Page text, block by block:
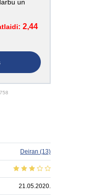
un
2,44
Deiran (13)
21.05.2020.